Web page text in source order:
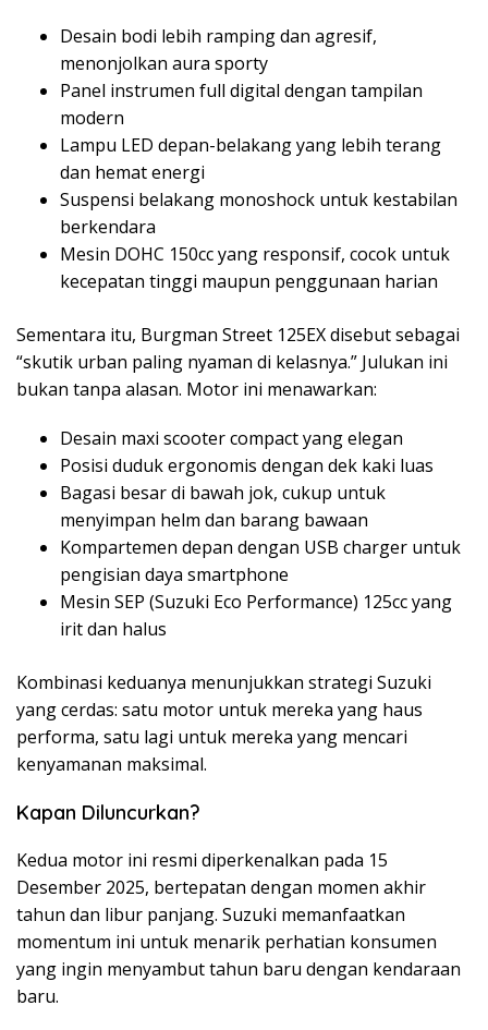
Desain bodi lebih ramping dan agresif,
menonjolkan aura sporty
Panel instrumen full digital dengan tampilan
modern
Lampu LED depan-belakang yang lebih terang
dan hemat energi
Suspensi belakang monoshock untuk kestabilan
berkendara
Mesin DOHC 150cc yang responsif, cocok untuk
kecepatan tinggi maupun penggunaan harian
Sementara itu, Burgman Street 125EX disebut sebagai
“skutik urban paling nyaman di kelasnya.” Julukan ini
bukan tanpa alasan. Motor ini menawarkan:
Desain maxi scooter compact yang elegan
Posisi duduk ergonomis dengan dek kaki luas
Bagasi besar di bawah jok, cukup untuk
menyimpan helm dan barang bawaan
Kompartemen depan dengan USB charger untuk
pengisian daya smartphone
Mesin SEP (Suzuki Eco Performance) 125cc yang
irit dan halus
Kombinasi keduanya menunjukkan strategi Suzuki
yang cerdas: satu motor untuk mereka yang haus
performa, satu lagi untuk mereka yang mencari
kenyamanan maksimal.
Kapan Diluncurkan?
Kedua motor ini resmi diperkenalkan pada 15
Desember 2025, bertepatan dengan momen akhir
tahun dan libur panjang. Suzuki memanfaatkan
momentum ini untuk menarik perhatian konsumen
yang ingin menyambut tahun baru dengan kendaraan
baru.